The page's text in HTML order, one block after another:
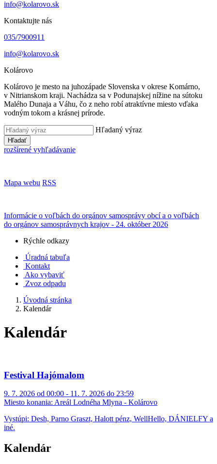
info@kolarovo.sk
Kontaktujte nás
035/7900911
info@kolarovo.sk
Kolárovo
Kolárovo je mesto na juhozápade Slovenska v okrese Komárno,
v Nitrianskom kraji. Nachádza sa v Podunajskej nížine na sútoku
Malého Dunaja a Váhu, čo z neho robí atraktívne miesto vďaka
vodným tokom a krásnej prírode.
Hľadaný výraz
Hľadať
rozšírené vyhľadávanie
Mapa webu RSS
Informácie o voľbách do orgánov samosprávy obcí a o voľbách
do orgánov samosprávnych krajov - 24. október 2026
Rýchle odkazy
Úradná tabuľa
Kontakt
Ako vybaviť
Zvoz odpadu
Úvodná stránka
Kalendár
Kalendár
Festival Hajómalom
9. 7. 2026 od 00:00 - 11. 7. 2026 do 23:59
Miesto konania: Areál Lodnéha Mlyna - Kolárovo
Vystúpi: Desh, Parno Graszt, Halott pénz, WellHello, DÁNIELFY a
iné.
Kalendár